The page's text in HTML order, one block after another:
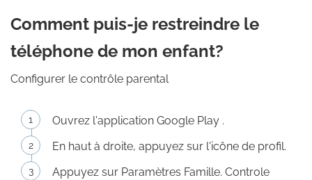
Comment puis-je restreindre le
téléphone de mon enfant?
Configurer le contrôle parental
Ouvrez l'application Google Play .
En haut à droite, appuyez sur l'icône de profil.
Appuyez sur Paramètres Famille. Controle